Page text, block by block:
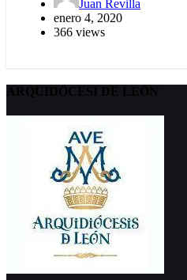
Juan Revilla
enero 4, 2020
366 views
ARQUIDÖCESI DE LEÓN